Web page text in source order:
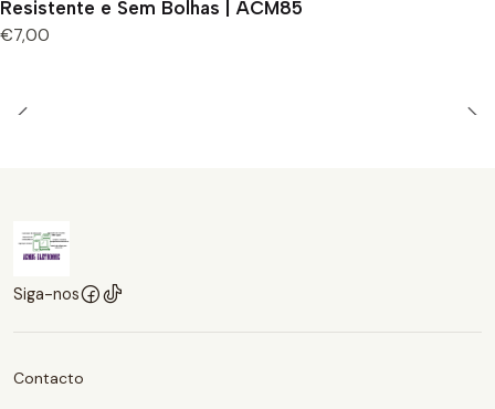
Resistente e Sem Bolhas | ACM85
€7,00
Siga-nos
Contacto